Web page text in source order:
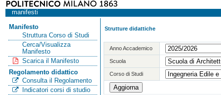
manifesti
Manifesto
Struttura Corso di Studi
Cerca/Visualizza
Manifesto
Scarica il Manifesto
Regolamento didattico
Consulta il Regolamento
Indicatori corsi di studio
Strutture didattiche
Anno Accademico
Scuola
Corso di Studi